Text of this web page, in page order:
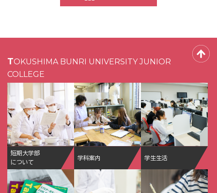
TOKUSHIMA BUNRI UNIVERSITY JUNIOR
COLLEGE
短期大学部
について
学科案内 学生生活